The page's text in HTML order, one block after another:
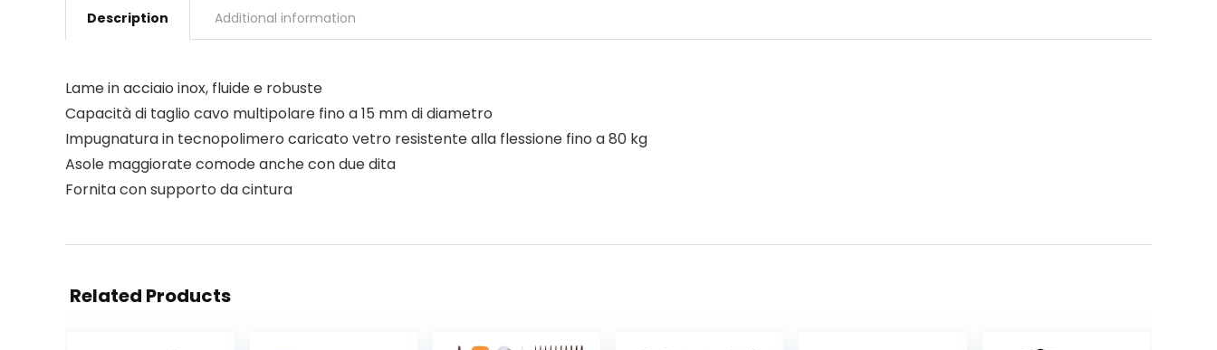
Description Additional information
Lame in acciaio inox, fluide e robuste
Capacità di taglio cavo multipolare fino a 15 mm di diametro
Impugnatura in tecnopolimero caricato vetro resistente alla flessione fino a 80 kg
Asole maggiorate comode anche con due dita
Fornita con supporto da cintura
Related Products